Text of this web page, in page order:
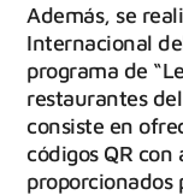
Además, se
Internacional
programa de
restaurantes
consiste en
códigos QR con
proporcionados